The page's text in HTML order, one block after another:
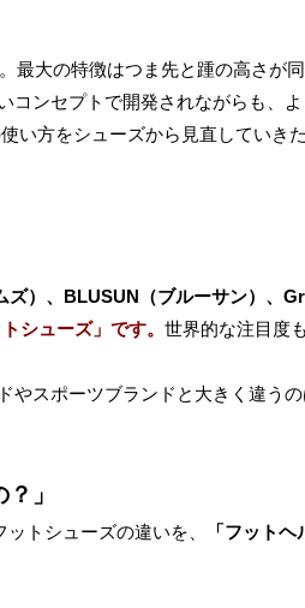
。最大の特徴はつま先と踵の高さが
ンセプトで開発されながらも、
い方をシューズから見直していき
）、BLUSUN（ブルーサン）、
トシューズ」です。 世界的な注目度
やスポーツブランドと大きく違うの
」
トシューズの違いを、 「フットヘ